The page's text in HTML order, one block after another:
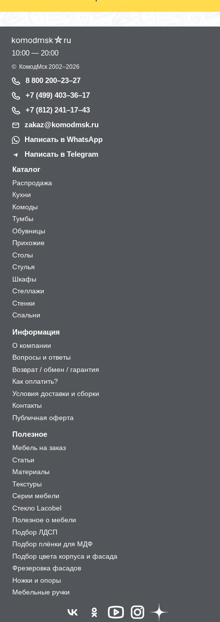
10:00 — 20:00
© КомодМск 2002–2026
8 800 200–23–27
+7 (499) 403–36–17
+7 (812) 241–17–43
zakaz@komodmsk.ru
Написать в WhatsApp
Написать в Telegram
Каталог
Распродажа
Кухни
Комоды
Тумбы
Обувницы
Прихожие
Столы
Стулья
Шкафы
Стеллажи
Стенки
Спальни
Информация
О компании
Вопросы и ответы
Возврат / обмен / гарантия
Как оплатить?
Условия доставки и сборки
Контакты
Публичная оферта
Полезное
Мебель на заказ
Статьи
Материалы
Текстуры
Серии мебели
Стекло Lacobel
Полезное о мебели
Подбор ЛДСП
Подбор плёнки для МДФ
Подбор цвета корпуса и фасада
Фрезеровка фасадов
Ножки и опоры
Мебельные ручки